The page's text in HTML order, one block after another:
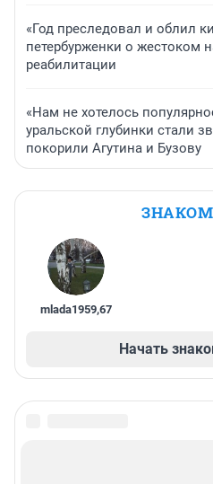
«Год преследовал и облил
петербурженки о жестоком
реабилитации
«Нам не хотелось
уральской глубинки стали
покорили Агутина и Бузову
mlada1959,67
Начать